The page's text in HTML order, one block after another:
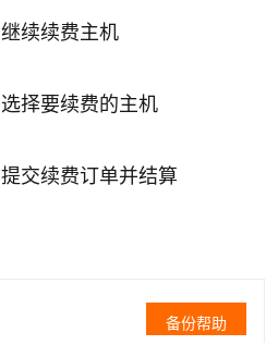
继续续费主机
选择要续费的主机
提交续费订单并结算
备份帮助